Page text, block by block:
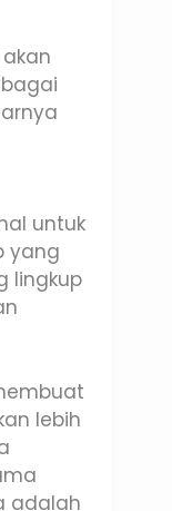
untuk
yang
lingkup
lebih
adalah